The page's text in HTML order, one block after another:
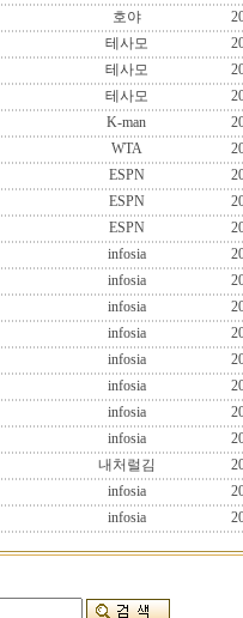
호야
테사모
테사모
테사모
K-man
WTA
ESPN
ESPN
ESPN
infosia
infosia
infosia
infosia
infosia
infosia
infosia
infosia
내처럴김
infosia
infosia